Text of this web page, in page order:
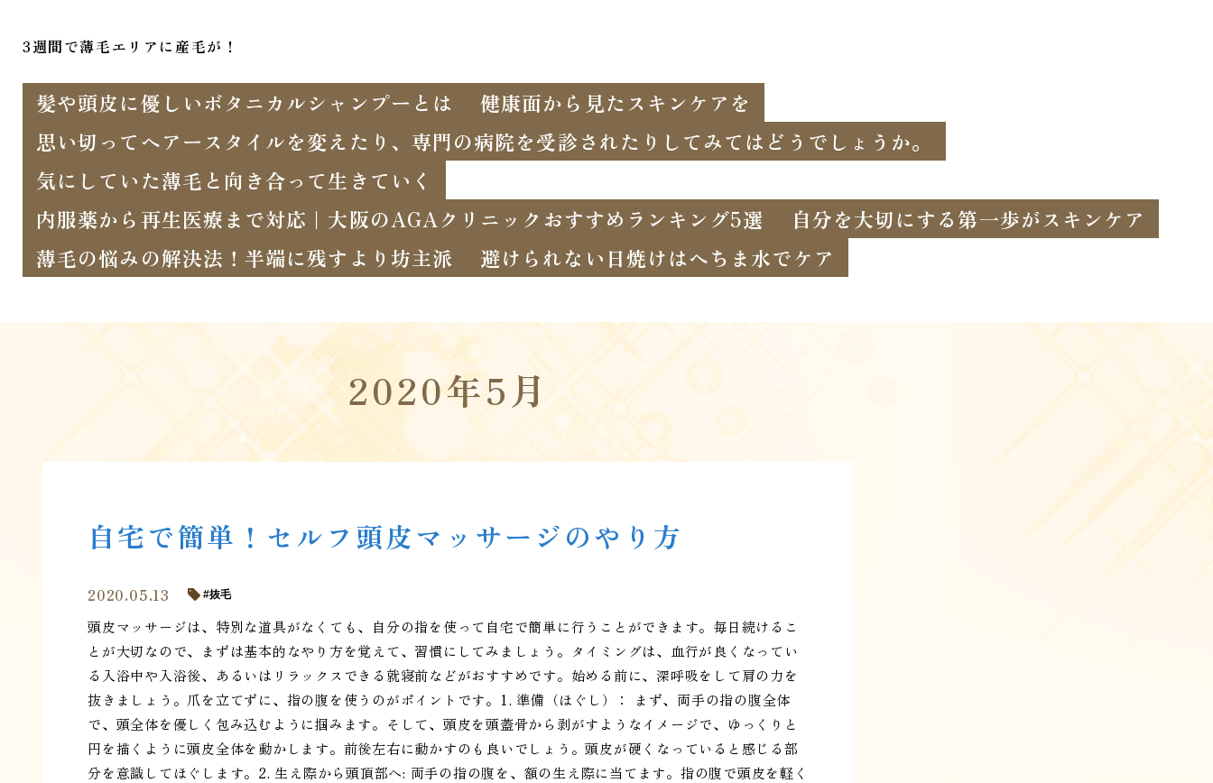
3週間で薄毛エリアに産毛が！
髪や頭皮に優しいボタニカルシャンプーとは
健康面から見たスキンケアを
思い切ってヘアースタイルを変えたり、専門の病院を受診されたりしてみてはどうでしょうか。
気にしていた薄毛と向き合って生きていく
内服薬から再生医療まで対応｜大阪のAGAクリニックおすすめランキング5選
自分を大切にする第一歩がスキンケア
薄毛の悩みの解決法！半端に残すより坊主派
避けられない日焼けはへちま水でケア
2020年5月
自宅で簡単！セルフ頭皮マッサージのやり方
2020.05.13 抜毛
頭皮マッサージは、特別な道具がなくても、自分の指を使って自宅で簡単に行うことができます。毎日続けるこ
とが大切なので、まずは基本的なやり方を覚えて、習慣にしてみましょう。タイミングは、血行が良くなってい
る入浴中や入浴後、あるいはリラックスできる就寝前などがおすすめです。始める前に、深呼吸をして肩の力を
抜きましょう。爪を立てずに、指の腹を使うのがポイントです。1. 準備（ほぐし）： まず、両手の指の腹全体
で、頭全体を優しく包み込むように掴みます。そして、頭皮を頭蓋骨から剥がすようなイメージで、ゆっくりと
円を描くように頭皮全体を動かします。前後左右に動かすのも良いでしょう。頭皮が硬くなっていると感じる部
分を意識してほぐします。2. 生え際から頭頂部へ: 両手の指の腹を、額の生え際に当てます。指の腹で頭皮を軽く